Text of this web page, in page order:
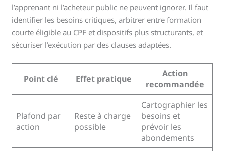
l’apprenant ni l’acheteur public ne peuvent ignorer. Il faut
identifier les besoins critiques, arbitrer entre formation
courte éligible au CPF et dispositifs plus structurants, et
sécuriser l’exécution par des clauses adaptées.
Point clé Effet pratique
Action
recommandée
Plafond par
action
Reste à charge
possible
Cartographier les
besoins et
prévoir les
abondements